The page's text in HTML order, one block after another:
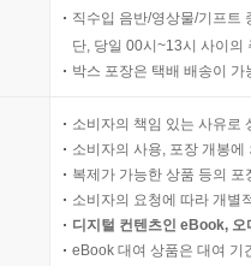
직수입 음반/영상물/기프트
단, 당일 00시~13시 사이의
박스 포장은 택배 배송이
소비자의 책임 있는 사유로
소비자의 사용, 포장 개봉
복제가 가능한 상품 등의
소비자의 요청에 따라 개별
디지털 컨텐츠인 eBook,
eBook 대여 상품은 대여 기